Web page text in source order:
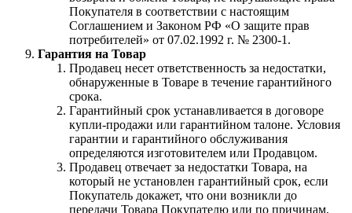
Покупателя в соответствии с настоящим
Соглашением и Законом РФ «О защите прав
потребителей» от 07.02.1992 г. № 2300-1.
Гарантия на Товар
Продавец несет ответственность за недостатки,
обнаруженные в Товаре в течение гарантийного
срока.
Гарантийный срок устанавливается в договоре
купли-продажи или гарантийном талоне. Условия
гарантии и гарантийного обслуживания
определяются изготовителем или Продавцом.
Продавец отвечает за недостатки Товара, на
который не установлен гарантийный срок, если
Покупатель докажет, что они возникли до
передачи Товара Покупателю или по причинам,